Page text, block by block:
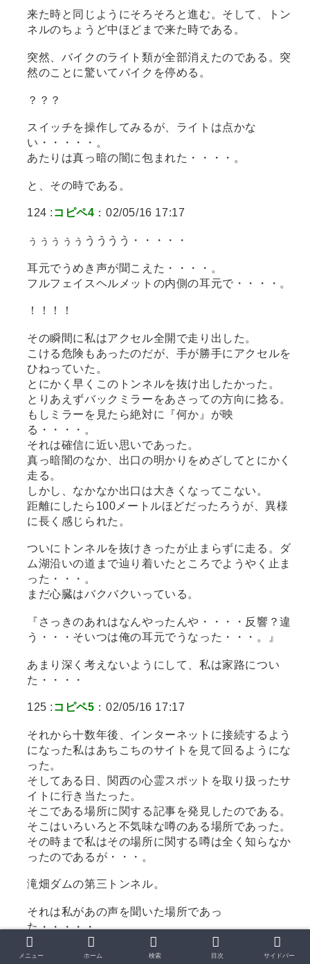
来た時と同じようにそろそろと進む。そして、トン
ネルのちょうど中ほどまで来た時である。
突然、バイクのライト類が全部消えたのである。突
然のことに驚いてバイクを停める。
？？？
スイッチを操作してみるが、ライトは点かな
い・・・・・。
あたりは真っ暗の闇に包まれた・・・・。
と、その時である。
124 : コピペ4 ：02/05/16 17:17
ぅぅぅぅぅうううう・・・・・
耳元でうめき声が聞こえた・・・・。
フルフェイスヘルメットの内側の耳元で・・・・。
！！！！
その瞬間に私はアクセル全開で走り出した。
こける危険もあったのだが、手が勝手にアクセルを
ひねっていた。
とにかく早くこのトンネルを抜け出したかった。
とりあえずバックミラーをあさっての方向に捻る。
もしミラーを見たら絶対に『何か』が映
る・・・・。
それは確信に近い思いであった。
真っ暗闇のなか、出口の明かりをめざしてとにかく
走る。
しかし、なかなか出口は大きくなってこない。
距離にしたら100メートルほどだったろうが、異様
に長く感じられた。
ついにトンネルを抜けきったが止まらずに走る。ダ
ム湖沿いの道まで辿り着いたところでようやく止ま
った・・・。
まだ心臓はバクバクいっている。
『さっきのあれはなんやったんや・・・・反響？違
う・・・そいつは俺の耳元でうなった・・・。』
あまり深く考えないようにして、私は家路につい
た・・・・
125 : コピペ5 ：02/05/16 17:17
それから十数年後、インターネットに接続するよう
になった私はあちこちのサイトを見て回るようにな
った。
そしてある日、関西の心霊スポットを取り扱ったサ
イトに行き当たった。
そこである場所に関する記事を発見したのである。
そこはいろいろと不気味な噂のある場所であった。
その時まで私はその場所に関する噂は全く知らなか
ったのであるが・・・。
滝畑ダムの第三トンネル。
それは私があの声を聞いた場所であっ
た・・・・・。
メニュー ホーム 検索 目次 サイドバー